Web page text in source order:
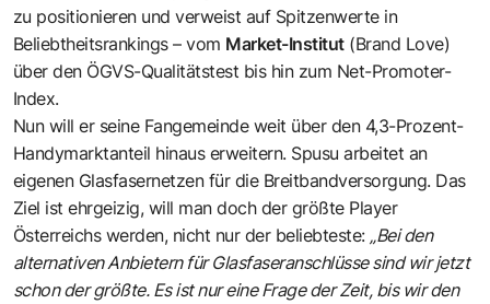
zu positionieren und verweist auf Spitzenwerte in
Beliebtheitsrankings – vom Market-Institut (Brand Love)
über den ÖGVS-Qualitätstest bis hin zum Net-Promoter-
Index.
Nun will er seine Fangemeinde weit über den 4,3-Prozent-
Handymarktanteil hinaus erweitern. Spusu arbeitet an
eigenen Glasfasernetzen für die Breitbandversorgung. Das
Ziel ist ehrgeizig, will man doch der größte Player
Österreichs werden, nicht nur der beliebteste: „Bei den
alternativen Anbietern für Glasfaseranschlüsse sind wir jetzt
schon der größte. Es ist nur eine Frage der Zeit, bis wir den